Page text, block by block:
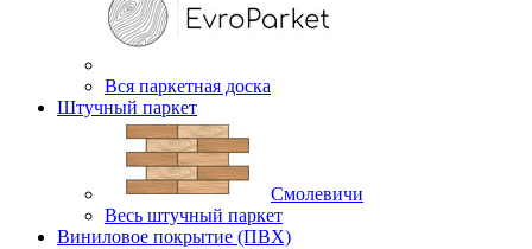
Вся паркетная доска
Штучный паркет
Смолевичи
Весь штучный паркет
Виниловое покрытие (ПВХ)